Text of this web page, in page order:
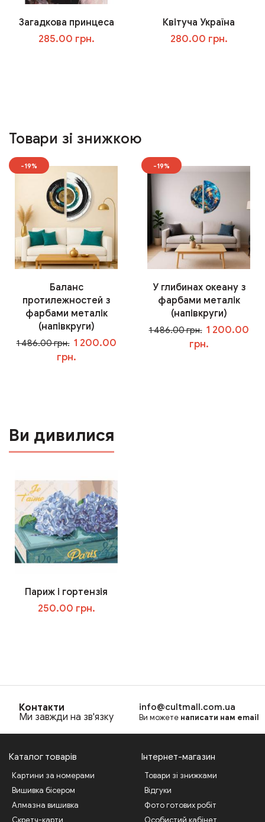
Загадкова принцеса
285.00 грн.
Квітуча Україна
280.00 грн.
Товари зі знижкою
-19%
Баланс
протилежностей з
фарбами металік
(напівкруги)
1 486.00 грн. 1 200.00
грн.
-19%
У глибинах океану з
фарбами металік
(напівкруги)
1 486.00 грн. 1 200.00
грн.
Ви дивилися
Париж і гортензія
250.00 грн.
Контакти
Ми завжди на зв'язку
info@cultmall.com.ua
Ви можете написати нам email
Каталог товарів
Картини за номерами
Вишивка бісером
Алмазна вишивка
Скретч-карти
Інтернет-магазин
Товари зі знижками
Відгуки
Фото готових робіт
Особистий кабінет